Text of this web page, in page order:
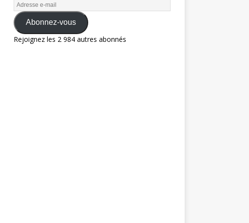
Abonnez-vous
Rejoignez les 2 984 autres abonnés